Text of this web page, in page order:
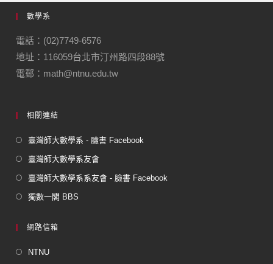
數學系
電話：(02)7749-6576
地址：116059台北市汀州路四段88號
電郵：math@ntnu.edu.tw
相關連結
臺灣師大數學系 - 臉書 Facebook
臺灣師大數學系友會
臺灣師大數學系系友會 - 臉書 Facebook
獨數一閣 BBS
網路信箱
NTNU